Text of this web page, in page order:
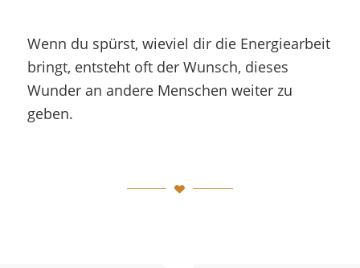
Wenn du spürst, wieviel dir die Energiearbeit
bringt, entsteht oft der Wunsch, dieses
Wunder an andere Menschen weiter zu
geben.